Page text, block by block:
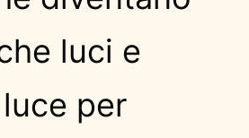
luci e
per